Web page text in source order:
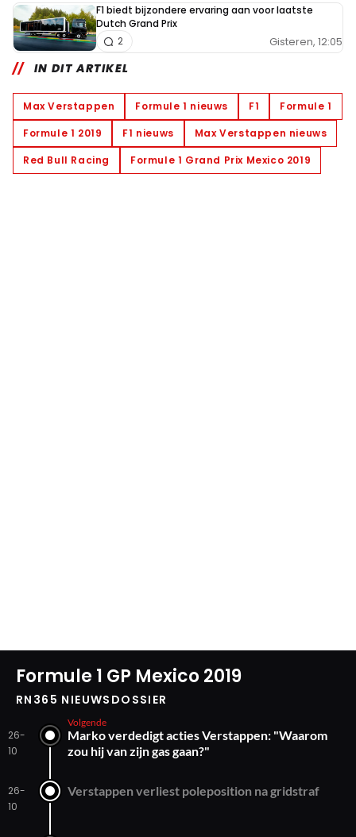
F1 biedt bijzondere ervaring aan voor laatste
Dutch Grand Prix
Gisteren, 12:05
2
IN DIT ARTIKEL
Max Verstappen Formule 1 nieuws F1
Formule 1
Formule 1 2019
F1 nieuws
Max Verstappen nieuws
Red Bull Racing
Formule 1 Grand Prix Mexico 2019
Formule 1 GP Mexico 2019
RN365 NIEUWSDOSSIER
26-
10
Volgende
Marko verdedigt acties Verstappen: "Waarom
zou hij van zijn gas gaan?"
26-
10
Verstappen verliest poleposition na gridstraf